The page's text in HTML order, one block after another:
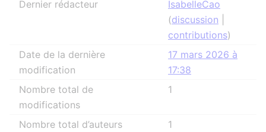
Dernier rédacteur
IsabelleCao
(discussion
contributions)
Date de la dernière
modification
17 mars 2026 à
17:38
Nombre total de
modifications
1
Nombre total d’auteurs 1